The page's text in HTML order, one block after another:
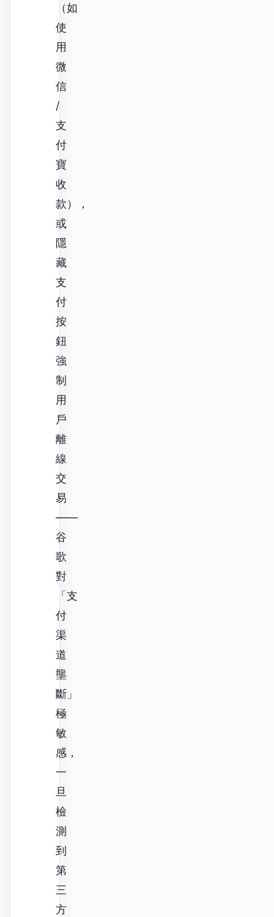
（如
使
用
微
信
/
支
付
寶
收
款），
或
隱
藏
支
付
按
鈕
強
制
用
戶
離
線
交
易
——
谷
歌
對
「支
付
渠
道
壟
斷」
極
敏
感，
一
旦
檢
測
到
第
三
方